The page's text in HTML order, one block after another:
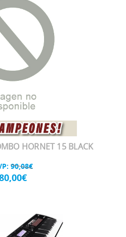
HORNET 15 BLACK
90,08€